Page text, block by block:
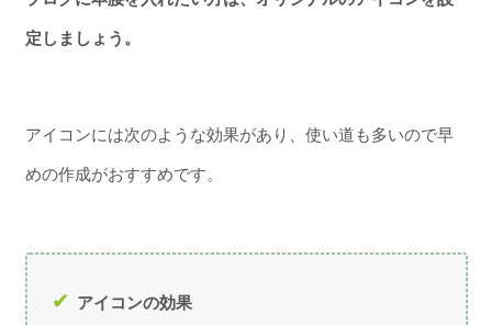
定しましょう。
アイコンには次のような効果があり、使い道も多いので早
めの作成がおすすめです。
アイコンの効果